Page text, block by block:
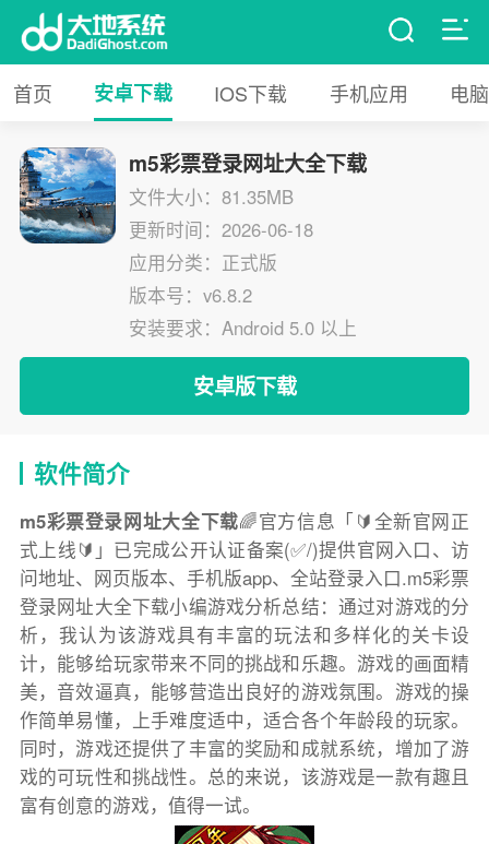
首页 安卓下载 IOS下载 手机应用 电
m5彩票登录网址大全下载
文件大小：81.35MB
更新时间：2026-06-18
应用分类：正式版
版本号：v6.8.2
安装要求：Android 5.0 以上
安卓版下载
软件简介
m5彩票登录网址大全下载🌈官方信息「🔰全新官网正
式上线🔰」已完成公开认证备案(✅/)提供官网入口、访
问地址、网页版本、手机版app、全站登录入口.m5彩票
登录网址大全下载小编游戏分析总结：通过对游戏的分
析，我认为该游戏具有丰富的玩法和多样化的关卡设
计，能够给玩家带来不同的挑战和乐趣。游戏的画面精
美，音效逼真，能够营造出良好的游戏氛围。游戏的操
作简单易懂，上手难度适中，适合各个年龄段的玩家。
同时，游戏还提供了丰富的奖励和成就系统，增加了游
戏的可玩性和挑战性。总的来说，该游戏是一款有趣且
富有创意的游戏，值得一试。